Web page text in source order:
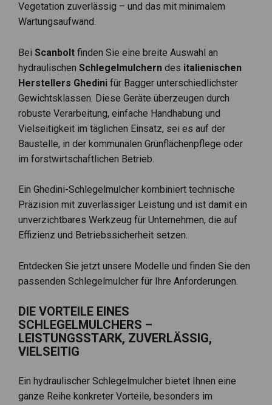
Vegetation zuverlässig – und das mit minimalem
Wartungsaufwand.
Bei Scanbolt finden Sie eine breite Auswahl an
hydraulischen Schlegelmulchern des italienischen
Herstellers Ghedini für Bagger unterschiedlichster
Gewichtsklassen. Diese Geräte überzeugen durch
robuste Verarbeitung, einfache Handhabung und
Vielseitigkeit im täglichen Einsatz, sei es auf der
Baustelle, in der kommunalen Grünflächenpflege oder
im forstwirtschaftlichen Betrieb.
Ein Ghedini-Schlegelmulcher kombiniert technische
Präzision mit zuverlässiger Leistung und ist damit ein
unverzichtbares Werkzeug für Unternehmen, die auf
Effizienz und Betriebssicherheit setzen.
Entdecken Sie jetzt unsere Modelle und finden Sie den
passenden Schlegelmulcher für Ihre Anforderungen.
DIE VORTEILE EINES
SCHLEGELMULCHERS –
LEISTUNGSSTARK, ZUVERLÄSSIG,
VIELSEITIG
Ein hydraulischer Schlegelmulcher bietet Ihnen eine
ganze Reihe konkreter Vorteile, besonders im